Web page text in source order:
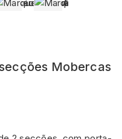
Mobercas